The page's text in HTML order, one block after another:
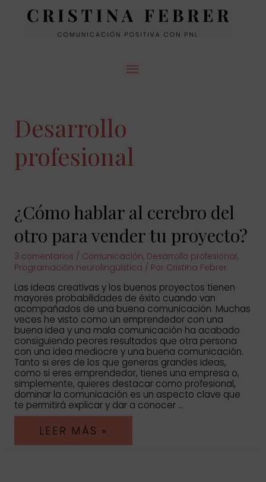
MENÚ
Desarrollo
profesional
¿Cómo hablar al cerebro del
otro para vender tu proyecto?
3 comentarios / Comunicación, Desarrollo profesional,
Programación neurolingüística / Por Cristina Febrer
Las ideas creativas y los buenos proyectos tienen
mayores probabilidades de éxito cuando van
acompañados de una buena comunicación. Muchas
veces he visto como un emprendedor con una
buena idea y una mala comunicación ha acabado
consiguiendo peores resultados que otra persona
con una idea mediocre y una buena comunicación.
Tanto si eres de los que generas grandes ideas,
como si eres emprendedor, tienes una empresa o,
simplemente, quieres destacar como profesional,
dominar la comunicación es un aspecto clave que
te permitirá explicar y dar a conocer …
¿CÓMO
AL
LEER MÁS »